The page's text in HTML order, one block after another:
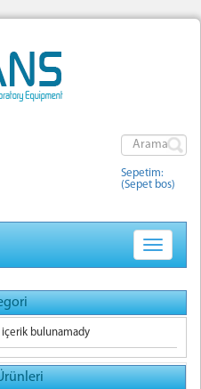
Sepetim:
(Sepet bos)
Toggle
navigation
bulunamady